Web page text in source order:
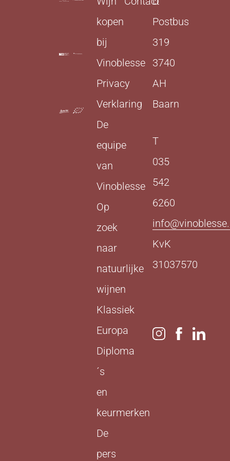
kopen
bij
Vinoblesse
Privacy
Verklaring
De
equipe
van
Vinoblesse
Op
zoek
naar
natuurlijke
wijnen
Klassiek
Europa
Diploma
´s
en
keurmerken
De
pers
Postbus
319
3740
AH
Baarn
T
035
542
6260
KvK
31037570